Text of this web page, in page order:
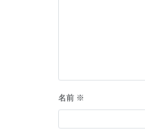
名前 ※